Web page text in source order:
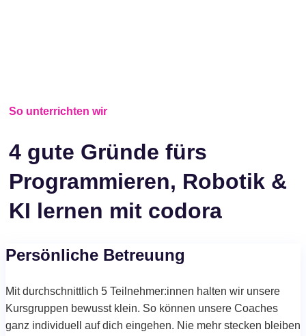
So unterrichten wir
4 gute Gründe fürs
Programmieren, Robotik &
KI lernen mit codora
Persönliche Betreuung​
Mit durchschnittlich 5 Teilnehmer:innen halten wir unsere
Kursgruppen bewusst klein. So können unsere Coaches
ganz individuell auf dich eingehen. Nie mehr stecken bleiben